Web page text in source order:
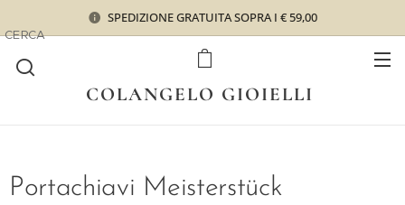
SPEDIZIONE GRATUITA SOPRA I € 59,00
COLANGELO GIOIELLI
CERCA
Portachiavi Meisterstück